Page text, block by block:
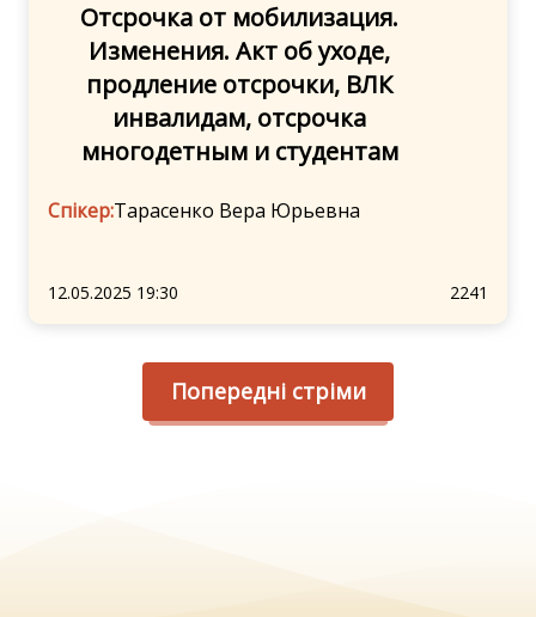
Отсрочка от мобилизация.
Изменения. Акт об уходе,
продление отсрочки, ВЛК
инвалидам, отсрочка
многодетным и студентам
Спікер:Тарасенко Вера Юрьевна
12.05.2025 19:30 2241
Попередні стріми